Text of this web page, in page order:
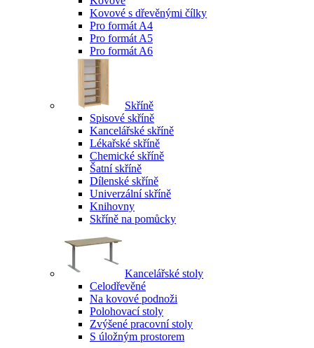
Kovové s dřevěnými čílky
Pro formát A4
Pro formát A5
Pro formát A6
Skříně
Spisové skříně
Kancelářské skříně
Lékařské skříně
Chemické skříně
Šatní skříně
Dílenské skříně
Univerzální skříně
Knihovny
Skříně na pomůcky
Kancelářské stoly
Celodřevěné
Na kovové podnoži
Polohovací stoly
Zvýšené pracovní stoly
S úložným prostorem